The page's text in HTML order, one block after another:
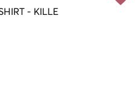
- KILLE